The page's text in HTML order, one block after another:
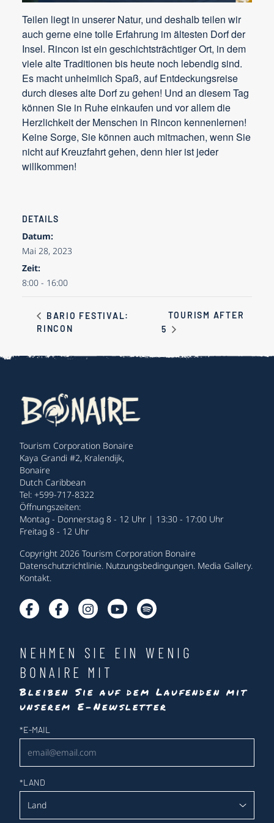
Teilen liegt in unserer Natur, und deshalb teilen wir
auch gerne eine tolle Erfahrung im ältesten Dorf der
Insel. Rincon ist ein geschichtsträchtiger Ort, in dem
viele alte Traditionen bis heute noch lebendig sind.
Es macht unheimlich Spaß, auf Entdeckungsreise
durch dieses alte Dorf zu gehen! Und an diesem Tag
können Sie in Ruhe einkaufen und vor allem die
Herzlichkeit der Menschen in Rincon kennenlernen!
Keine Sorge, Sie können auch mitmachen, wenn Sie
nicht auf Kreuzfahrt gehen, denn hier ist jeder
willkommen!
DETAILS
Datum:
Mai 28, 2023
Zeit:
8:00 - 16:00
BARIO FESTIVAL:
RINCON
TOURISM AFTER
5
Tourism Corporation Bonaire
Kaya Grandi #2, Kralendijk,
Bonaire
Dutch Caribbean
Tel: +599-717-8322
Öffnungszeiten:
Montag - Donnerstag 8 - 12 Uhr | 13:30 - 17:00 Uhr
Freitag 8 - 12 Uhr
Copyright 2026 Tourism Corporation Bonaire
Datenschutzrichtlinie. Nutzungsbedingungen. Media Gallery.
Kontakt.
NEHMEN SIE EIN WENIG
BONAIRE MIT
Bleiben Sie auf dem Laufenden mit
unserem E-Newsletter
Newsletter
*E-MAIL
*LAND